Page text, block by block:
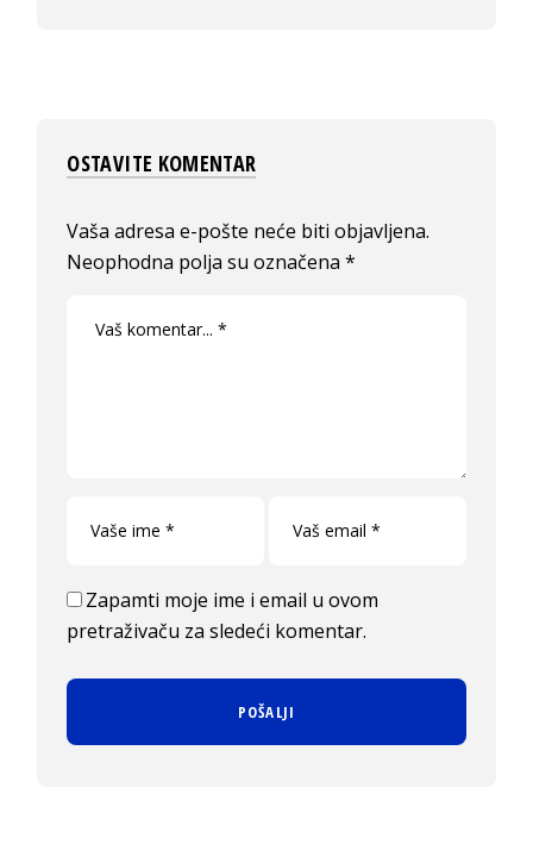
OSTAVITE KOMENTAR
Vaša adresa e-pošte neće biti objavljena.
Neophodna polja su označena*
Zapamti moje ime i email u ovom
pretraživaču za sledeći komentar.